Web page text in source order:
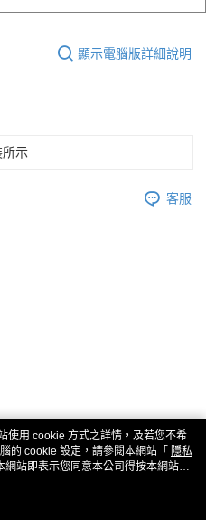
顯示電腦版詳細說明
所示
客服
使用 cookie 方式之詳情，及若您不希
的 cookie 設定，請參閱本網站「 隱私
網站即表示您同意本公司得按本網站使